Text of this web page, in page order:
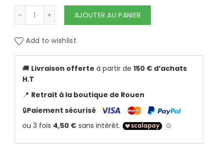
quantité de PREMIER PRODUCT - PINK SUPER
AJOUTER AU PANIER
Add to wishlist
🚚 Livraison offerte à partir de 150 € d’achats
H.T
📍 Retrait à la boutique de Rouen
🔒Paiement sécurisé